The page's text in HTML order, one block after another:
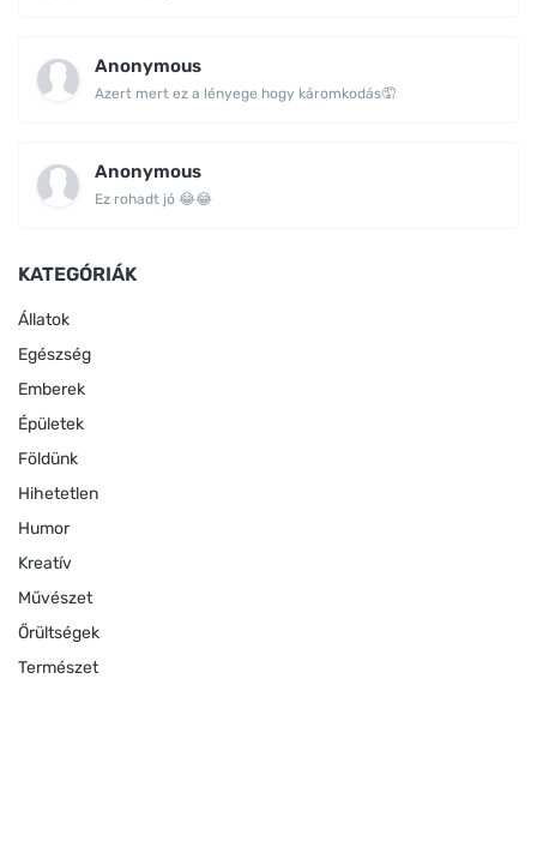
Anonymous
Azert mert ez a lényege hogy káromkodás🤦
Anonymous
Ez rohadt jó 😂😂
KATEGÓRIÁK
Állatok
Egészség
Emberek
Épületek
Földünk
Hihetetlen
Humor
Kreatív
Művészet
Őrültségek
Természet